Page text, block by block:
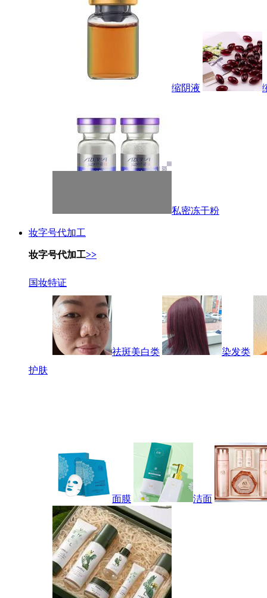
缩阴液
私密冻干粉
妆字号代加工
妆字号代加工>>
国妆特证
祛斑美白类
染发类
护肤
面膜 洁面